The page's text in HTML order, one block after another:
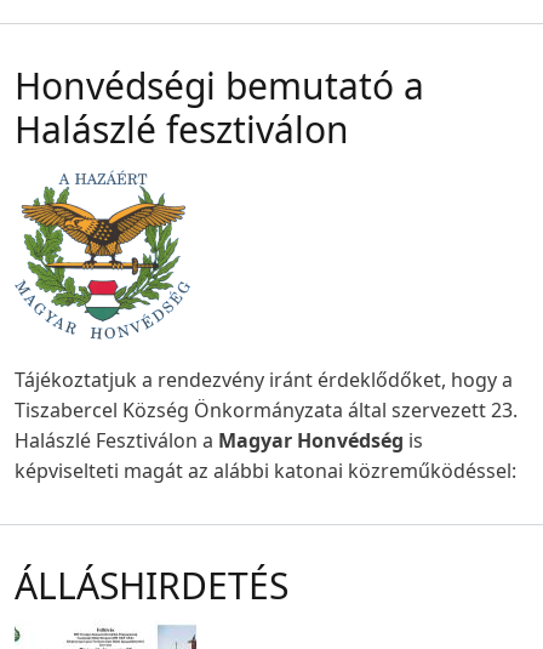
Honvédségi bemutató a
Halászlé fesztiválon
Tájékoztatjuk a rendezvény iránt érdeklődőket, hogy a
Tiszabercel Község Önkormányzata által szervezett 23.
Halászlé Fesztiválon a Magyar Honvédség is
képviselteti magát az alábbi katonai közreműködéssel:
ÁLLÁSHIRDETÉS